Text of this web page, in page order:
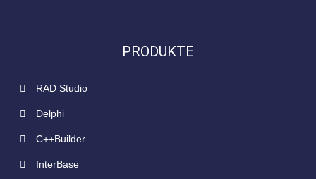
PRODUKTE
RAD Studio
Delphi
C++Builder
InterBase